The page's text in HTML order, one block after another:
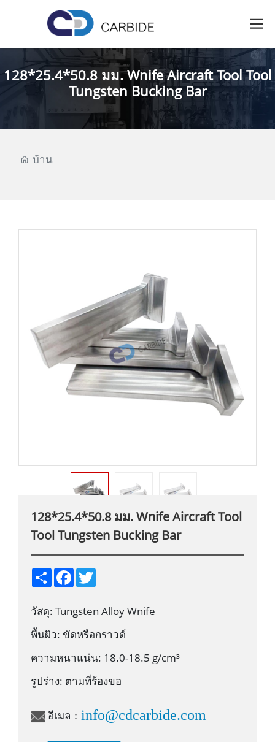
128*25.4*50.8 มม. Wnife Aircraft Tool Tool
Tungsten Bucking Bar
บ้าน
128*25.4*50.8 มม. Wnife Aircraft Tool
Tool Tungsten Bucking Bar
S
h
e
F
b
o
o
k
T
t
r
วัสดุ: Tungsten Alloy Wnife
พื้นผิว: ขัดหรือกราวด์
ความหนาแน่น: 18.0-18.5 g/cm³
รูปร่าง: ตามที่ร้องขอ
อีเมล： info@cdcarbide.com